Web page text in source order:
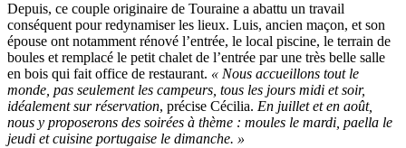
Depuis, ce couple originaire de Touraine a abattu un travail
conséquent pour redynamiser les lieux. Luis, ancien maçon, et son
épouse ont notamment rénové l’entrée, le local piscine, le terrain de
boules et remplacé le petit chalet de l’entrée par une très belle salle
en bois qui fait office de restaurant. « Nous accueillons tout le
monde, pas seulement les campeurs, tous les jours midi et soir,
idéalement sur réservation, précise Cécilia. En juillet et en août,
nous y proposerons des soirées à thème : moules le mardi, paella le
jeudi et cuisine portugaise le dimanche. »